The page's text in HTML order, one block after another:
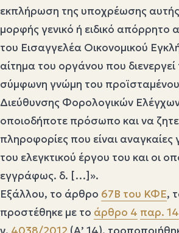
εκπλήρωση της υποχρέωσης
μορφής γενικό ή ειδικό απόρρητο
του Εισαγγελέα Οικονομικού
αίτημα του οργάνου που διενεργεί
σύμφωνη γνώμη του προϊσταμένου
Διεύθυνσης Φορολογικών
οποιοδήποτε πρόσωπο και να
πληροφορίες που είναι αναγκαίες
του ελεγκτικού έργου του και οι
εγγράφως. δ. […]».
Εξάλλου, το άρθρο 67Β του ΚΦΕ,
προστέθηκε με το άρθρο 4 παρ. 14